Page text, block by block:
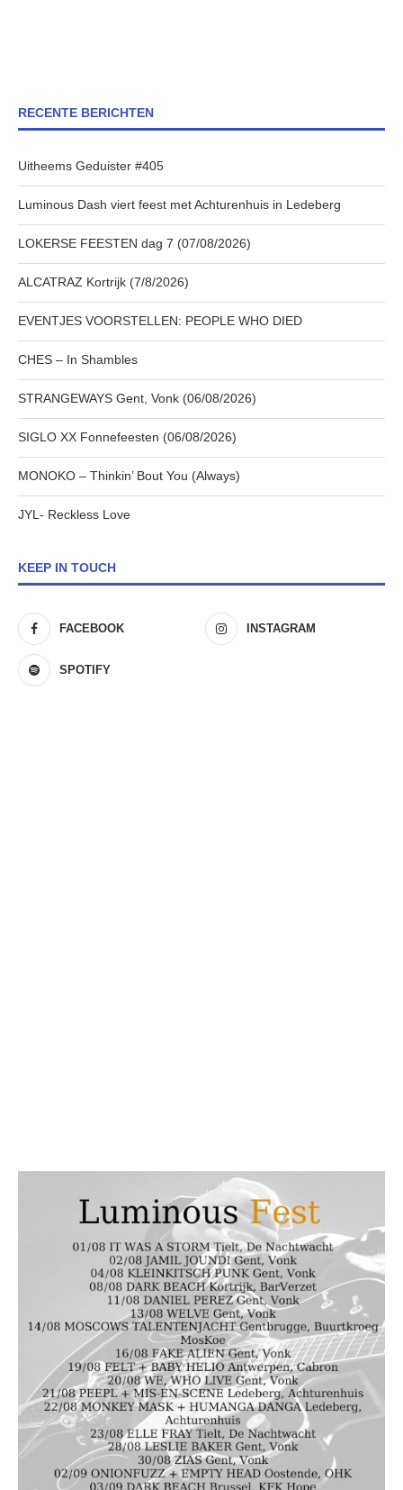
RECENTE BERICHTEN
Uitheems Geduister #405
Luminous Dash viert feest met Achturenhuis in Ledeberg
LOKERSE FEESTEN dag 7 (07/08/2026)
ALCATRAZ Kortrijk (7/8/2026)
EVENTJES VOORSTELLEN: PEOPLE WHO DIED
CHES – In Shambles
STRANGEWAYS Gent, Vonk (06/08/2026)
SIGLO XX Fonnefeesten (06/08/2026)
MONOKO – Thinkin’ Bout You (Always)
JYL- Reckless Love
KEEP IN TOUCH
FACEBOOK INSTAGRAM
SPOTIFY